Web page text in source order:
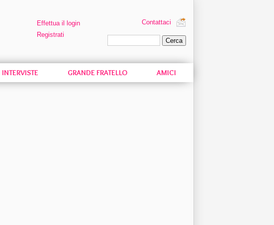
Effettua il login
Registrati
Contattaci
INTERVISTE GRANDE FRATELLO AMICI